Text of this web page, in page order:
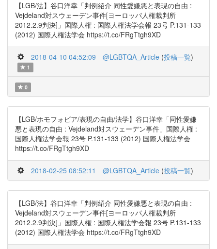
【LGB/法】谷口洋幸「判例紹介 同性愛嫌悪と表現の自由 :
Vejdeland対スウェーデン事件[ヨーロッパ人権裁判所
2012.2.9判決]」国際人権 : 国際人権法学会報 23号 P.131-133
(2012) 国際人権法学会 https://t.co/FRgTtgh9XD
2018-04-10 04:52:09 @LGBTQA_Article (投稿一覧)
1
0
【LGB/ホモフォビア/表現の自由/法学】谷口洋幸「同性愛嫌
悪と表現の自由 : Vejdeland対スウェーデン事件」国際人権 :
国際人権法学会報 23号 P.131-133 (2012) 国際人権法学会
https://t.co/FRgTtgh9XD
2018-02-25 08:52:11 @LGBTQA_Article (投稿一覧)
【LGB/法】谷口洋幸「判例紹介 同性愛嫌悪と表現の自由 :
Vejdeland対スウェーデン事件[ヨーロッパ人権裁判所
2012.2.9判決]」国際人権 : 国際人権法学会報 23号 P.131-133
(2012) 国際人権法学会 https://t.co/FRgTtgh9XD